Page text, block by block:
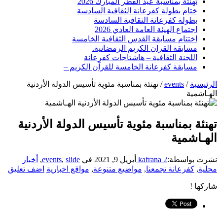
ختام بطولة كفرعانة الثقافية السادسة
بطولة كفرعانة الثقافية السادسة
اجتماع الهيئة العامة العادي 2026
اختتام مسابقة القدس الثقافية الخامسة
مسابقة القران الكريم الرمضانية.
اللجنة الثقافية – هاشتاجات كفرعانة
مسابقة كفرعانة الخامسة للقرآن الكريم –
الرئيسية /
events
/ تهنئة بمناسبة مئوية تأسيس الدولة الأردنية
الهـاشمية
تهنئة بمناسبة مئوية تأسيس الدولة الأردنية
الهـاشمية
نشرت بواسطة:kafrana 2 أبريل 9, 2021 في events, slide
, أخبار
محلية, كفرعانة تجمعنا, مواضيع متنوعة, مواقع اخبارية اضف تعليق
شاركها !